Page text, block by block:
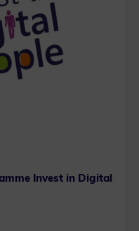
Invest in Digital